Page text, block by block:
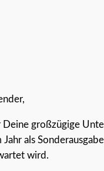
großzügige
Jahr als
wird.